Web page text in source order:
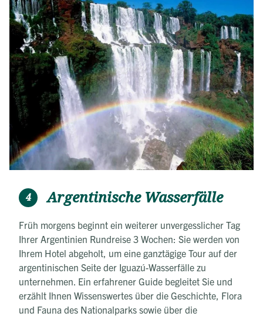
4 Argentinische Wasserfälle
Früh morgens beginnt ein weiterer unvergesslicher Tag
Ihrer Argentinien Rundreise 3 Wochen: Sie werden von
Ihrem Hotel abgeholt, um eine ganztägige Tour auf der
argentinischen Seite der Iguazú-Wasserfälle zu
unternehmen. Ein erfahrener Guide begleitet Sie und
erzählt Ihnen Wissenswertes über die Geschichte, Flora
und Fauna des Nationalparks sowie über die